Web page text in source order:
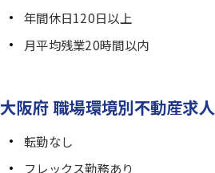
年間休日120日以上
月平均残業20時間以内
大阪府 職場環境別不動産求人
転勤なし
フレックス勤務あり